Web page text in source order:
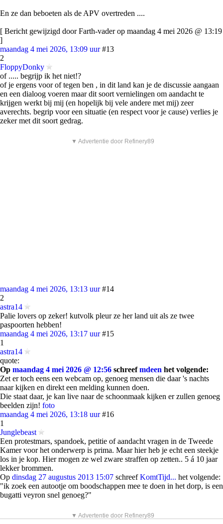
En ze dan beboeten als de APV overtreden ....
[ Bericht gewijzigd door Farth-vader op maandag 4 mei 2026 @ 13:19
]
maandag 4 mei 2026, 13:09 uur #13
2
FloppyDonky
of ..... begrijp ik het niet!?
of je ergens voor of tegen ben , in dit land kan je de discussie aangaan
en een dialoog voeren maar dit soort vernielingen om aandacht te
krijgen werkt bij mij (en hopelijk bij vele andere met mij) zeer
averechts. begrip voor een situatie (en respect voor je cause) verlies je
zeker met dit soort gedrag.
▼ Advertentie door Refinery89
maandag 4 mei 2026, 13:13 uur #14
2
astra14
Palie lovers op zeker! kutvolk pleur ze her land uit als ze twee
paspoorten hebben!
maandag 4 mei 2026, 13:17 uur #15
1
astra14
quote:
Op maandag 4 mei 2026 @ 12:56 schreefmdeen het volgende:
Zet er toch eens een webcam op, genoeg mensen die daar 's nachts
naar kijken en direkt een melding kunnen doen.
Die staat daar, je kan live naar de schoonmaak kijken er zullen genoeg
beelden zijn! foto
maandag 4 mei 2026, 13:18 uur #16
1
Junglebeast
Een protestmars, spandoek, petitie of aandacht vragen in de Tweede
Kamer voor het onderwerp is prima. Maar hier heb je echt een steekje
los in je kop. Hier mogen ze wel zware straffen op zetten.. 5 á 10 jaar
lekker brommen.
Op dinsdag 27 augustus 2013 15:07 schreefKomtTijd... het volgende:
"ik zoek een autootje om boodschappen mee te doen in het dorp, is een
bugatti veyron snel genoeg?"
▼ Advertentie door Refinery89